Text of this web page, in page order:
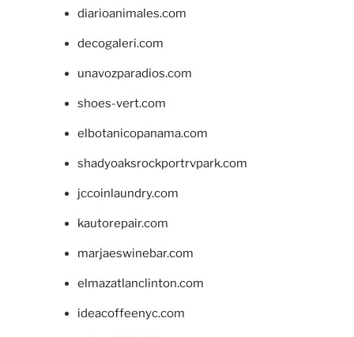
diarioanimales.com
decogaleri.com
unavozparadios.com
shoes-vert.com
elbotanicopanama.com
shadyoaksrockportrvpark.com
jccoinlaundry.com
kautorepair.com
marjaeswinebar.com
elmazatlanclinton.com
ideacoffeenyc.com